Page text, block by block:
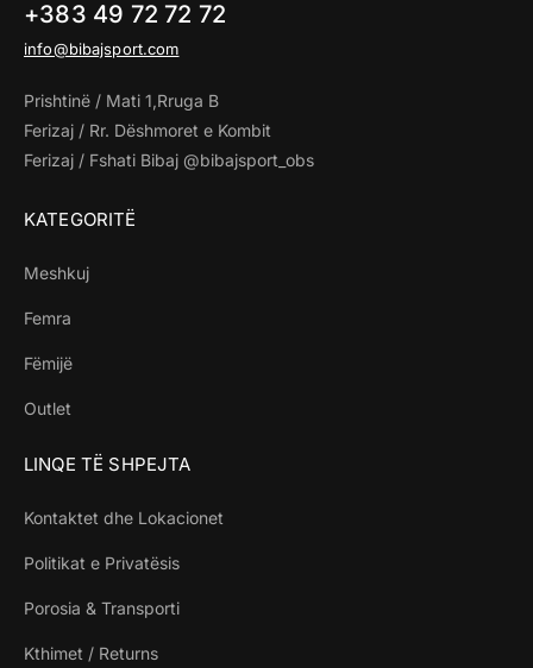
+383 49 72 72 72
info@bibajsport.com
Prishtinë / Mati 1,Rruga B
Ferizaj / Rr. Dëshmoret e Kombit
Ferizaj / Fshati Bibaj @bibajsport_obs
KATEGORITË
Meshkuj
Femra
Fëmijë
Outlet
LINQE TË SHPEJTA
Kontaktet dhe Lokacionet
Politikat e Privatësis
Porosia & Transporti
Kthimet / Returns